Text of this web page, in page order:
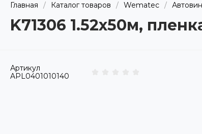
Главная / Каталог товаров / Wematec /
K71306 1.52х50м,
Артикул
APL0401010140